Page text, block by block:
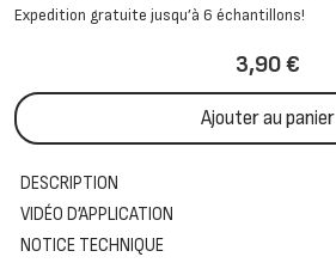
Expedition gratuite jusqu’à 6 échantillons!
3,90€
Ajouter au panier
DESCRIPTION
VIDÉO D’APPLICATION
NOTICE TECHNIQUE